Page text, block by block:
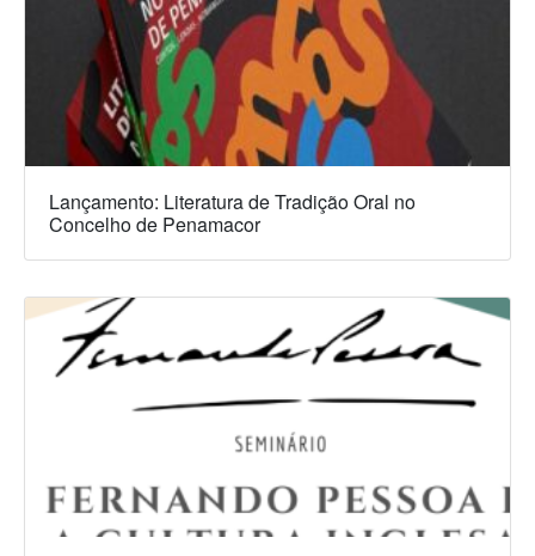
Lançamento: Literatura de Tradição Oral no
Concelho de Penamacor